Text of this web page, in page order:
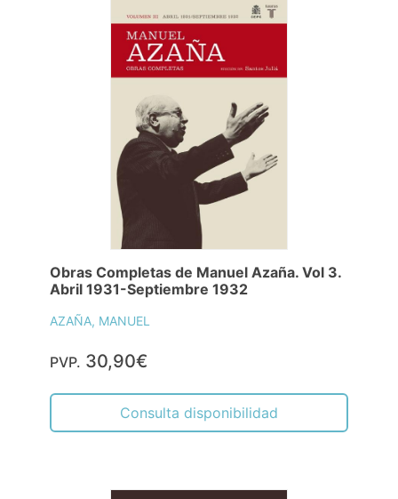
Obras Completas de Manuel Azaña. Vol 3.
Abril 1931-Septiembre 1932
AZAÑA, MANUEL
PVP. 30,90€
Consulta disponibilidad